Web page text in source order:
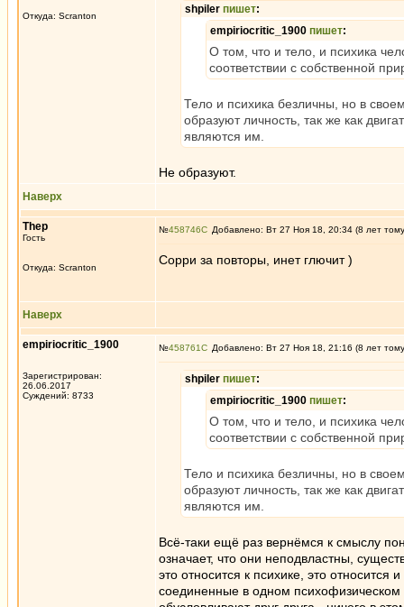
Откуда: Scranton
shpiler пишет:
empiriocritic_1900 пишет:
О том, что и тело, и психика
соответствии с собственной
Тело и психика безличны, но в
образуют личность, так же как
являются им.
Не образуют.
Наверх
Thep
Гость
Откуда: Scranton
№458746 Добавлено: Вт 27 Ноя 18, 20:34 (8 лет
Сорри за повторы, инет глючит )
Наверх
empiriocritic_1900
Зарегистрирован:
26.06.2017
Суждений: 8733
№458761 Добавлено: Вт 27 Ноя 18, 21:16 (8 лет
shpiler пишет:
empiriocritic_1900 пишет:
О том, что и тело, и психика
соответствии с собственной
Тело и психика безличны, но в
образуют личность, так же как
являются им.
Всё-таки ещё раз вернёмся к смыслу
означает, что они неподвластны,
это относится к психике, это
соединенные в одном психофизическом